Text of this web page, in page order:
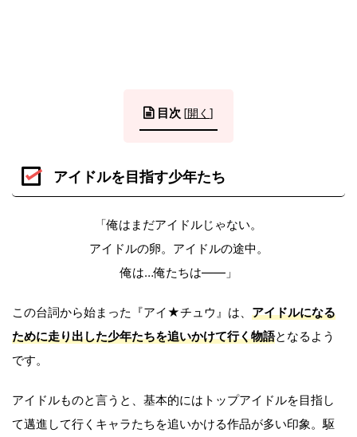
目次 [開く ]
アイドルを目指す少年たち
「俺はまだアイドルじゃない。
アイドルの卵。アイドルの途中。
俺は…俺たちは――」
この台詞から始まった『アイ★チュウ』は、 アイドルになる
ために走り出した少年たちを追いかけて行く物語となるよう
です。
アイドルものと言うと、基本的にはトップアイドルを目指し
て邁進して行くキャラたちを追いかける作品が多い印象。駆